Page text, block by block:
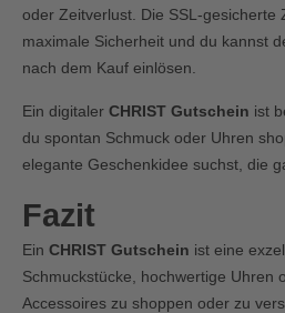
oder Zeitverlust. Die SSL-gesicherte
maximale Sicherheit und du kannst
nach dem Kauf einlösen.
Ein digitaler CHRIST Gutschein ist
du spontan Schmuck oder Uhren
elegante Geschenkidee suchst, die
Fazit
Ein CHRIST Gutschein ist eine
Schmuckstücke, hochwertige Uhren
Accessoires zu shoppen oder zu